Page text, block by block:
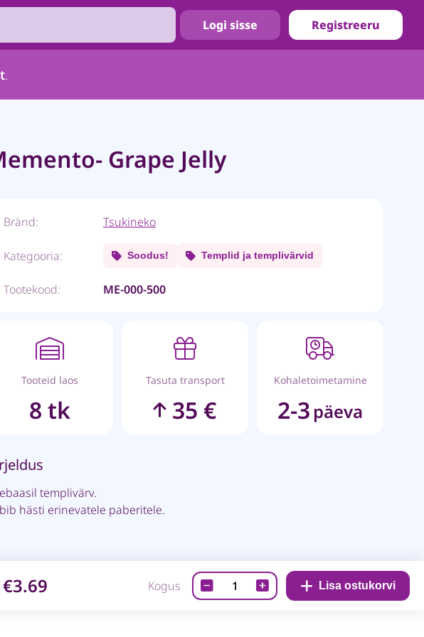
Logi sisse Registreeru
.
Grape Jelly
Bränd: Tsukineko
Kategooria: Soodus! Templid ja templivärvid
Tootekood: ME-000-500
Tooteid laos
8 tk
Tasuta transport
35 €
Kohaletoimetamine
2-3 päeva
templivärv.
hästi erinevatele paberitele.
€3.69 Kogus
Memento-
Grape
Lisa ostukorvi